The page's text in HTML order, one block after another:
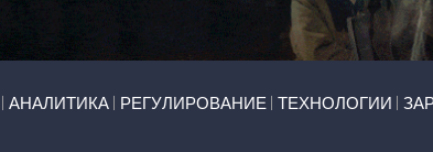
АНАЛИТИКА РЕГУЛИРОВАНИЕ ТЕХНОЛОГИИ